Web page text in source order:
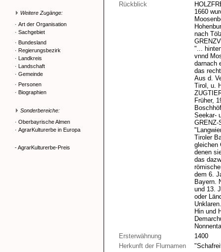
Weitere Zugänge:
· Art der Organisation
· Sachgebiet
· Bundesland
· Regierungsbezirk
· Landkreis
· Landschaft
· Gemeinde
· Personen
· Biographien
Sonderbereiche:
· Oberbayrische Almen
· AgrarKulturerbe in Europa
- AgrarKulturerbe-Preis
Rückblick
1660
nach
"...
vnnd
darnach
das
Aus d.
Tirol, u.
Früher,
Seekar-
GRENZ-
Tiroler
gleichen
denen
das
dem 6.
Bayern.
und 13.
oder
Hin und
Ersterwähnung
1400
Herkunft der Flurnamen